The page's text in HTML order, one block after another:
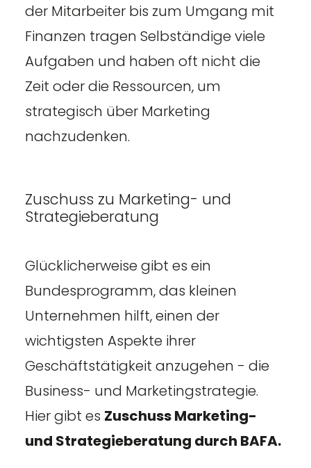
der Mitarbeiter bis zum Umgang mit
Finanzen tragen Selbständige viele
Aufgaben und haben oft nicht die
Zeit oder die Ressourcen, um
strategisch über Marketing
nachzudenken.
Zuschuss zu Marketing- und
Strategieberatung
Glücklicherweise gibt es ein
Bundesprogramm, das kleinen
Unternehmen hilft, einen der
wichtigsten Aspekte ihrer
Geschäftstätigkeit anzugehen - die
Business- und Marketingstrategie.
Hier gibt es Zuschuss Marketing-
und Strategieberatung durch BAFA.